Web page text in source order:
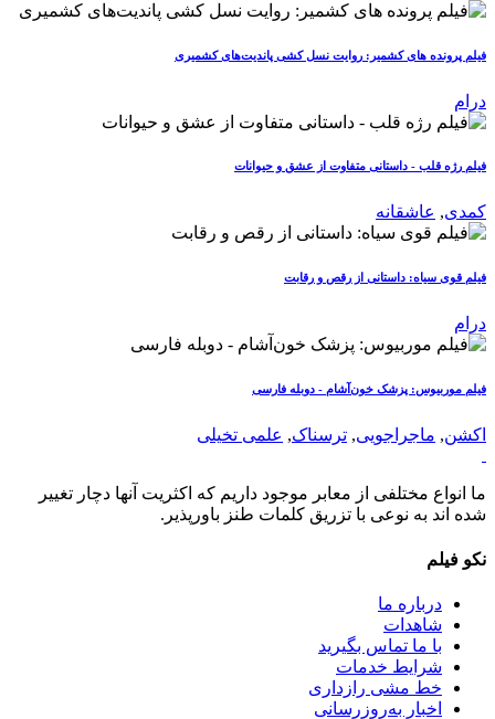
فیلم پرونده های کشمیر: روایت نسل کشی پاندیت‌های کشمیری
درام
فیلم رژه قلب - داستانی متفاوت از عشق و حیوانات
کمدی, عاشقانه
فیلم قوی سیاه: داستانی از رقص و رقابت
درام
فیلم موربیوس: پزشک خون‌آشام - دوبله فارسی
اکشن, ماجراجویی, ترسناک, علمی تخیلی
ما انواع مختلفی از معابر موجود داریم که اکثریت آنها دچار تغییر
شده اند به نوعی با تزریق کلمات طنز باورپذیر.
نکو فیلم
درباره ما
شاهدات
با ما تماس بگیرید
شرایط خدمات
خط مشی رازداری
اخبار به‌روزرسانی